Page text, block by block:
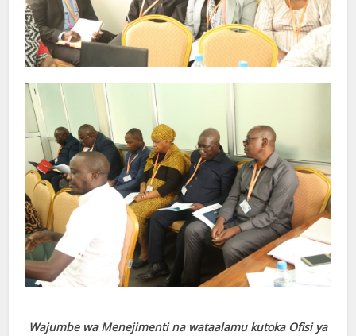
Wajumbe wa Menejimenti na wataalamu kutoka Ofisi ya